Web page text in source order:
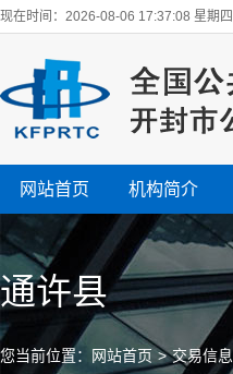
现在时间：2026-08-06 17:37:10 星期四
网站首页 机构简介
通许县
您当前位置： 网站首页 > 交易信息